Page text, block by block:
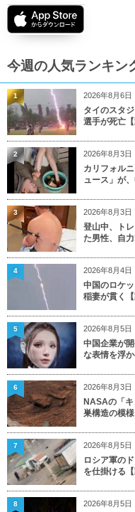
今週の人気ランキン
2026年8月6日
タイのスタ
選手が死亡【
1
2026年8月3日
カリフォル
ュース」が
2
2026年8月3日
登山中、ト
た男性、自
3
2026年8月4日
中国のロケ
稲妻が貫く【
4
2026年8月5日
中国企業が
な表情を浮か
5
2026年8月3日
NASAの「
巣構造の模
6
2026年8月5日
ロシア軍の
を仕掛ける【
7
2026年8月5日
8